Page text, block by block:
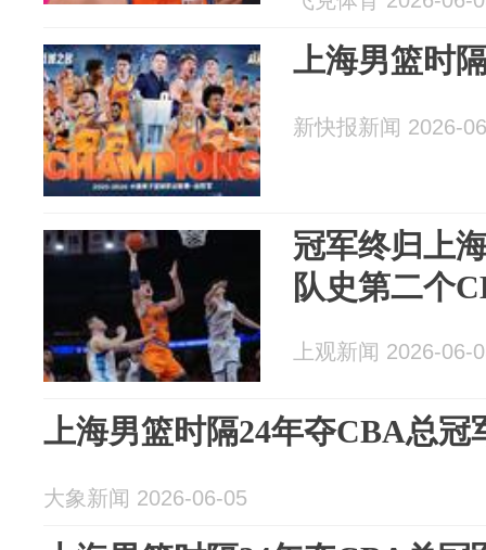
上海男篮时
新快报新闻 2026-
冠军终归上
队史第二个
上观新闻 2026-06-
上海男篮时隔24年夺CBA总冠
大象新闻 2026-06-05